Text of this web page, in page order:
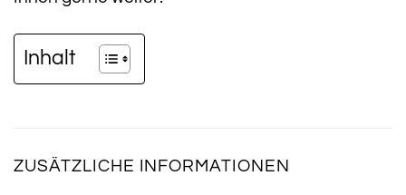
Inhalt
ZUSÄTZLICHE INFORMATIONEN